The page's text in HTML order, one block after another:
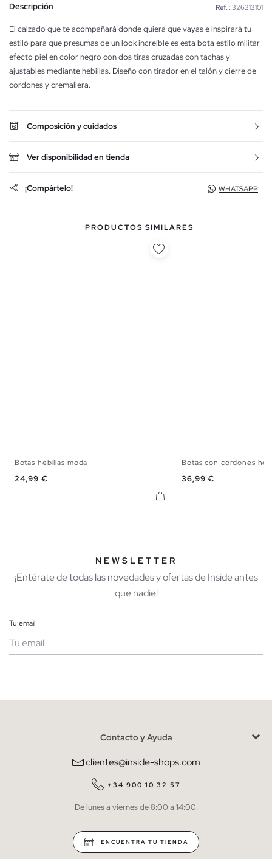
Descripción Ref. : 326313101
El calzado que te acompañará donde quiera que vayas e inspirará tu
estilo para que presumas de un look increíble es esta bota estilo militar
efecto piel en color negro con dos tiras cruzadas con tachas y
ajustables mediante hebillas. Diseño con tirador en el talón y cierre de
cordones y cremallera.
Composición y cuidados
Ver disponibilidad en tienda
¡Compártelo! WHATSAPP
PRODUCTOS SIMILARES
Botas hebillas moda
Precio
24,99 €
Botas con cordones
Precio
36,99 €
NEWSLETTER
¡Entérate de todas las novedades y ofertas de Inside antes
que nadie!
Tu email
He leído y entiendo lapolítica de privacidad
QUIERO SUSCRIBIRME
* Puedes cancelar la suscripción en cualquier momento.
Contacto y Ayuda
clientes@inside-shops.com
+34 900 10 32 57
De lunes a viernes de 8:00 a 14:00.
ENCUENTRA TU TIENDA